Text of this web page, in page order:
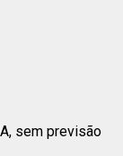
sem previsão